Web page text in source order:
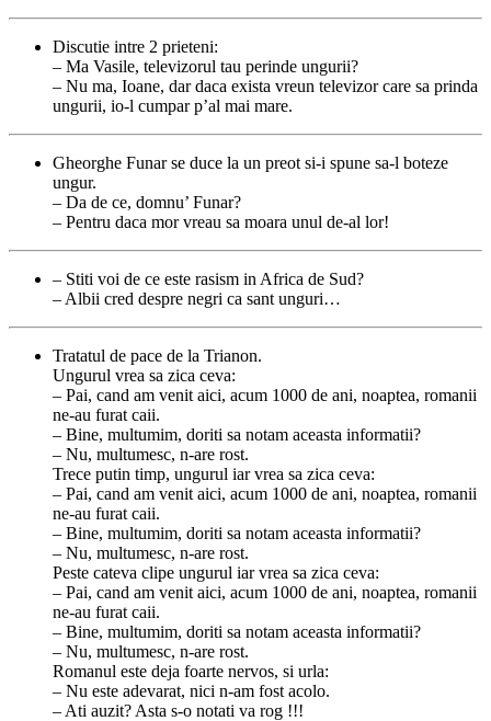
Discutie intre 2 prieteni:
– Ma Vasile, televizorul tau perinde ungurii?
– Nu ma, Ioane, dar daca exista vreun televizor care sa prinda
ungurii, io-l cumpar p’al mai mare.
Gheorghe Funar se duce la un preot si-i spune sa-l boteze
ungur.
– Da de ce, domnu’ Funar?
– Pentru daca mor vreau sa moara unul de-al lor!
– Stiti voi de ce este rasism in Africa de Sud?
– Albii cred despre negri ca sant unguri…
Tratatul de pace de la Trianon.
Ungurul vrea sa zica ceva:
– Pai, cand am venit aici, acum 1000 de ani, noaptea, romanii
ne-au furat caii.
– Bine, multumim, doriti sa notam aceasta informatii?
– Nu, multumesc, n-are rost.
Trece putin timp, ungurul iar vrea sa zica ceva:
– Pai, cand am venit aici, acum 1000 de ani, noaptea, romanii
ne-au furat caii.
– Bine, multumim, doriti sa notam aceasta informatii?
– Nu, multumesc, n-are rost.
Peste cateva clipe ungurul iar vrea sa zica ceva:
– Pai, cand am venit aici, acum 1000 de ani, noaptea, romanii
ne-au furat caii.
– Bine, multumim, doriti sa notam aceasta informatii?
– Nu, multumesc, n-are rost.
Romanul este deja foarte nervos, si urla:
– Nu este adevarat, nici n-am fost acolo.
– Ati auzit? Asta s-o notati va rog !!!